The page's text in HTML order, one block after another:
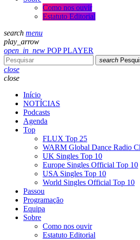
Como nos ouvir
Estatuto Editorial
search menu
play_arrow
open_in_new POP PLAYER
search
close
close
Início
NOTÍCIAS
Podcasts
Agenda
Top
FLUX Top 25
WARM Global Dance Radio
UK Singles Top 10
Europe Singles Official Top 10
USA Singles Top 10
World Singles Official Top 10
Passou
Programação
Equipa
Sobre
Como nos ouvir
Estatuto Editorial